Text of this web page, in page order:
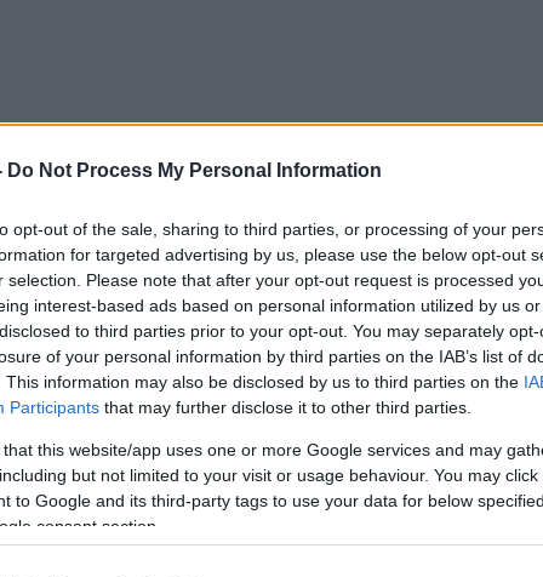
Do Not Process My Personal Information
opt-out of the sale, sharing to third parties, or processing of your
for targeted advertising by us, please use the below opt-out
selection. Please note that after your opt-out request is processed
interest-based ads based on personal information utilized by us
to third parties prior to your opt-out. You may separately
of your personal information by third parties on the IAB’s list of
This information may also be disclosed by us to third parties on the
Participants that may further disclose it to other third parties.
that this website/app uses one or more Google services and may
but not limited to your visit or usage behaviour. You may
to Google and its third-party tags to use your data for below
consent section.
στην Εθνική Ομάδα! Συγχαρητήρια σε όλες τις
τους Μεξικανούς», έγραψε η Σέινμπαουμ στο Χ
τον ενθουσιασμό που προκάλεσε το αποτέλεσμα